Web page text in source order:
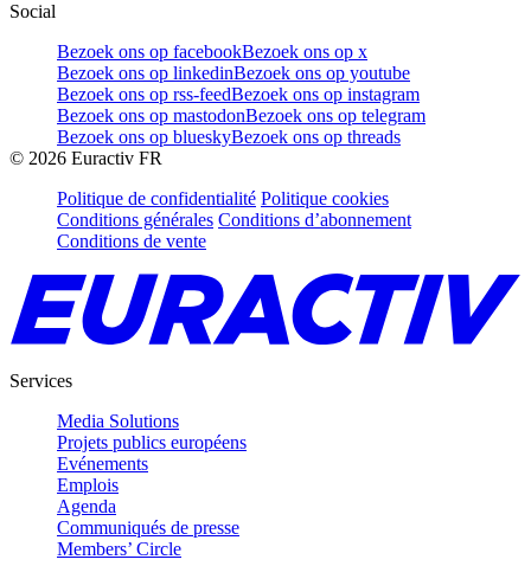
Social
Bezoek ons op facebookBezoek ons op x
Bezoek ons op linkedinBezoek ons op youtube
Bezoek ons op rss-feedBezoek ons op instagram
Bezoek ons op mastodonBezoek ons op telegram
Bezoek ons op blueskyBezoek ons op threads
© 2026 Euractiv FR
Politique de confidentialité Politique cookies
Conditions générales Conditions d’abonnement
Conditions de vente
Services
Media Solutions
Projets publics européens
Evénements
Emplois
Agenda
Communiqués de presse
Members’ Circle